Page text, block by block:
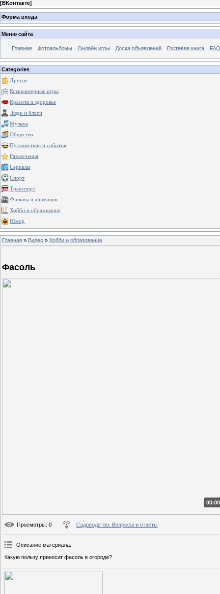
[ВКонтакте]
Форма входа
Меню сайта
Главная Фотоальбомы Онлайн игры Доска объявлений Гостевая книга
Categories
Другое
Компьютерные игры
Красота и здоровье
Люди и блоги
Музыка
Общество
Путешествия и события
Развлечения
Сериалы
Спорт
Транспорт
Фильмы и анимация
Хобби и образование
Юмор
Главная » Видео » Хобби и образование
Фасоль
Просмотры: 0 Садоводство. Вопросы и ответы
Описание материала:
Какую пользу приносит фасоль в огороде?